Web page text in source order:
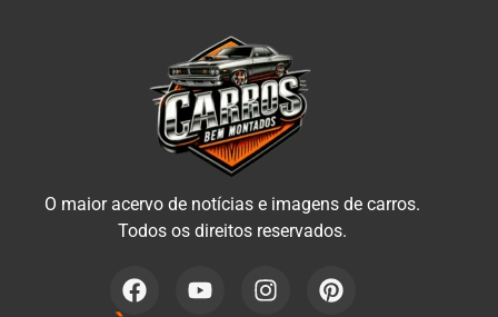
O maior acervo de notícias e imagens de carros.
Todos os direitos reservados.